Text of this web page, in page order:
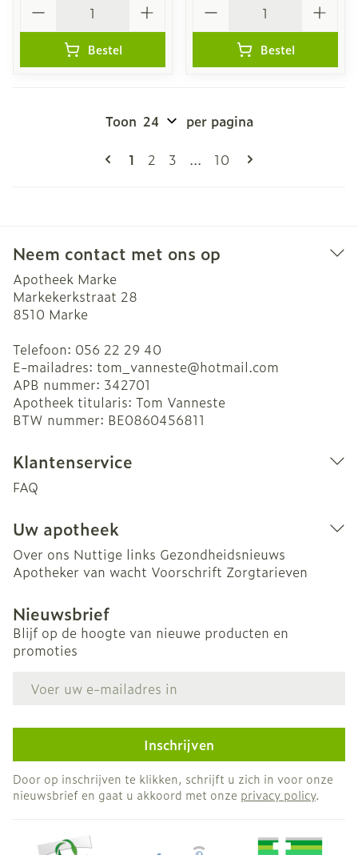
Bestel Bestel
Pagina's
U lees momenteel pagina
1 Pagina
2 Pagina
3 ... Pagina
10
Toon per pagina
Neem contact met ons op
Apotheek Marke
Markekerkstraat 28
8510 Marke
Telefoon: 056 22 29 40
E-mailadres: tom_vanneste@hotmail.com
APB nummer: 342701
Apotheek titularis: Tom Vanneste
BTW nummer: BE0860456811
Klantenservice
FAQ
Uw apotheek
Over ons Nuttige links Gezondheidsnieuws
Apotheker van wacht Voorschrift Zorgtarieven
Nieuwsbrief
Blijf op de hoogte van nieuwe producten en
promoties
Inschrijven
Door op inschrijven te klikken, schrijft u zich in voor onze
nieuwsbrief en gaat u akkoord met onze privacy policy.